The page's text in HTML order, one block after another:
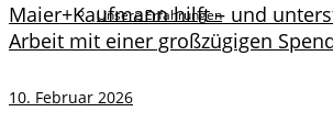
Unsere Erfahrungen
Maier+Kaufmann hilft – und
Arbeit mit einer großzügigen
10. Februar 2026